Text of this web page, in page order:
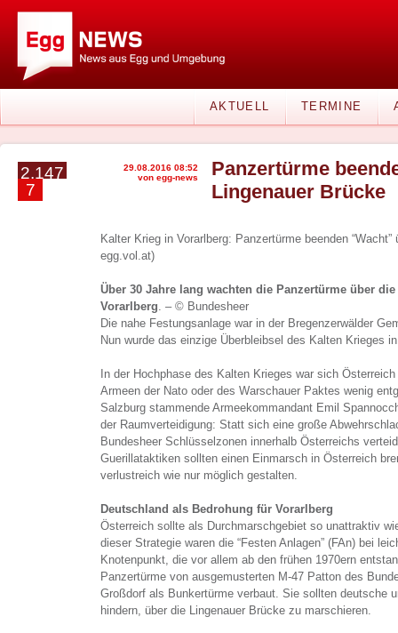
AKTUELL TERMINE
2.147
7
29.08.2016 08:52
von egg-news
Panzertürme
Lingenauer Brücke
Kalter Krieg in Vorarlberg: Panzertürme beenden
egg.vol.at)
Über 30 Jahre lang wachten die Panzertürme über
Vorarlberg. – © Bundesheer
Die nahe Festungsanlage war in der Bregenzerwälder
Nun wurde das einzige Überbleibsel des Kalten Krieges
In der Hochphase des Kalten Krieges war sich
Armeen der Nato oder des Warschauer Paktes wenig
Salzburg stammende Armeekommandant Emil
der Raumverteidigung: Statt sich eine große
Bundesheer Schlüsselzonen innerhalb Österreichs
Guerillataktiken sollten einen Einmarsch in Österreich
verlustreich wie nur möglich gestalten.
Deutschland als Bedrohung für Vorarlberg
Österreich sollte als Durchmarschgebiet so unattraktiv
dieser Strategie waren die “Festen Anlagen” (FAn) bei
Knotenpunkt, die vor allem ab den frühen 1970ern
Panzertürme von ausgemusterten M-47 Patton des
Großdorf als Bunkertürme verbaut. Sie sollten deutsche
hindern, über die Lingenauer Brücke zu marschieren.